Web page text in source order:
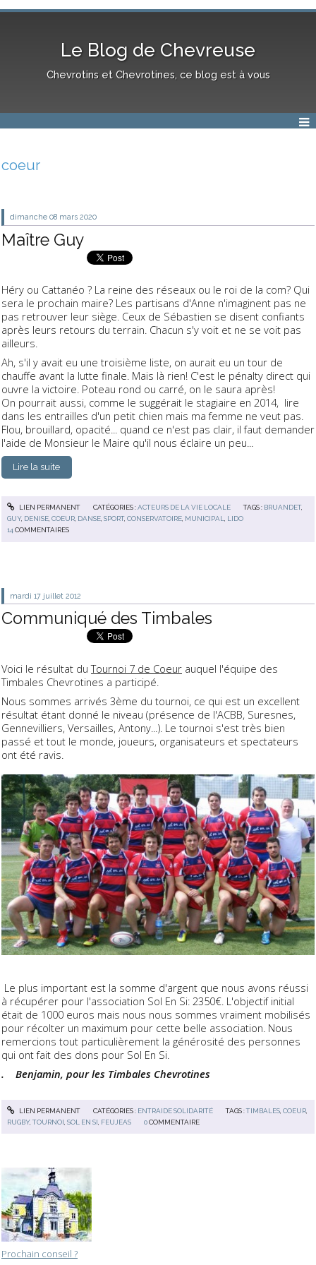
Le Blog de Chevreuse
Chevrotins et Chevrotines, ce blog est à vous
Prochain conseil ?
coeur
dimanche 08 mars 2020
Maître Guy
Héry ou Cattanéo ? La reine des réseaux ou le roi de la com? Qui
sera le prochain maire? Les partisans d'Anne n'imaginent pas ne
pas retrouver leur siège. Ceux de Sébastien se disent confiants
après leurs retours du terrain. Chacun s'y voit et ne se voit pas
ailleurs.
Ah, s'il y avait eu une troisième liste, on aurait eu un tour de
chauffe avant la lutte finale. Mais là rien! C'est le pénalty direct qui
ouvre la victoire. Poteau rond ou carré, on le saura après!
On pourrait aussi, comme le suggérait le stagiaire en 2014, lire
dans les entrailles d'un petit chien mais ma femme ne veut pas.
Flou, brouillard, opacité... quand ce n'est pas clair, il faut demander
l'aide de Monsieur le Maire qu'il nous éclaire un peu...
Lire la suite
LIEN PERMANENT CATÉGORIES :ACTEURS DE LA VIE LOCALE TAGS : BRUANDET,
GUY, DENISE,COEUR, DANSE,SPORT,CONSERVATOIRE, MUNICIPAL, LIDO
14COMMENTAIRES
mardi 17 juillet 2012
Communiqué des Timbales
Voici le résultat duTournoi 7 de Coeur auquel l'équipe des
Timbales Chevrotines a participé.
Nous sommes arrivés 3ème du tournoi, ce qui est un excellent
résultat étant donné le niveau (présence de l'ACBB, Suresnes,
Gennevilliers, Versailles, Antony...). Le tournoi s'est très bien
passé et tout le monde, joueurs, organisateurs et spectateurs
ont été ravis.
Le plus important est la somme d'argent que nous avons réussi
à récupérer pour l'association Sol En Si: 2350€. L'objectif initial
était de 1000 euros mais nous nous sommes vraiment mobilisés
pour récolter un maximum pour cette belle association. Nous
remercions tout particulièrement la générosité des personnes
qui ont fait des dons pour Sol En Si.
. Benjamin, pour les Timbales Chevrotines
LIEN PERMANENT CATÉGORIES : ENTRAIDE SOLIDARITÉ TAGS :TIMBALES ,COEUR
RUGBY,TOURNOI ,SOL EN SI FEUJEAS 0 COMMENTAIRE